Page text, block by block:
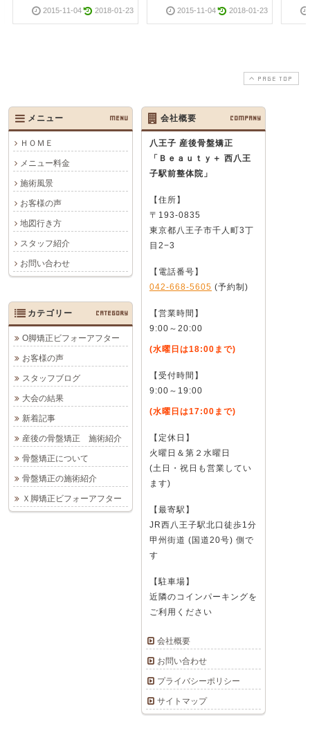
2015-11-04 2018-01-23 2015-11-04 2018-01-23
PAGE TOP
メニュー MENU
ＨＯＭＥ
メニュー料金
施術風景
お客様の声
地図行き方
スタッフ紹介
お問い合わせ
会社概要 COMPANY
八王子 産後骨盤矯正
「Ｂｅａｕｔｙ＋ 西八王
子駅前整体院」
【住所】
〒193-0835
東京都八王子市千人町3丁
目2−3
【電話番号】
042-668-5605 (予約制)
【営業時間】
9:00～20:00
(水曜日は18:00まで)
【受付時間】
9:00～19:00
(水曜日は17:00まで)
【定休日】
火曜日＆第２水曜日
(土日・祝日も営業してい
ます)
【最寄駅】
JR西八王子駅北口徒歩1分
甲州街道 (国道20号) 側で
す
【駐車場】
近隣のコインパーキングを
ご利用ください
会社概要
お問い合わせ
プライバシーポリシー
サイトマップ
カテゴリー CATEGORY
O脚矯正ビフォーアフター
お客様の声
スタッフブログ
大会の結果
新着記事
産後の骨盤矯正 施術紹介
骨盤矯正について
骨盤矯正の施術紹介
Ｘ脚矯正ビフォーアフター